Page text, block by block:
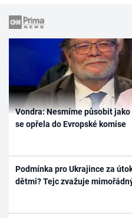
Vondra: Nesmíme působit
se opřela do Evropské komise
Podmínka pro Ukrajince za
dětmi? Tejc zvažuje